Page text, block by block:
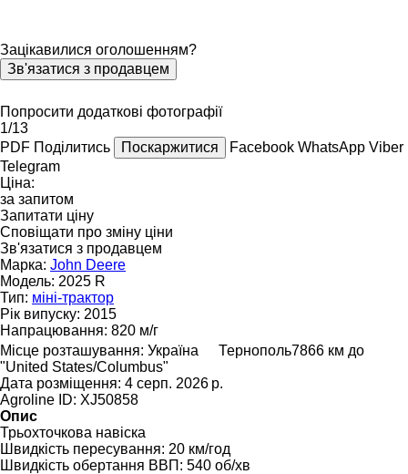
Зацікавилися оголошенням?
Зв'язатися з продавцем
Попросити додаткові фотографії
1/13
PDF Поділитись Поскаржитися Facebook WhatsApp Viber
Telegram
Ціна:
за запитом
Запитати ціну
Сповіщати про зміну ціни
Зв'язатися з продавцем
Марка: John Deere
Модель: 2025 R
Тип: міні-трактор
Рік випуску: 2015
Напрацювання: 820 м/г
Місце розташування: Україна Тернополь7866 км до
"United States/Columbus"
Дата розміщення: 4 серп. 2026 р.
Agroline ID: XJ50858
Опис
Трьохточкова навіска
Швидкість пересування: 20 км/год
Швидкість обертання ВВП: 540 об/хв